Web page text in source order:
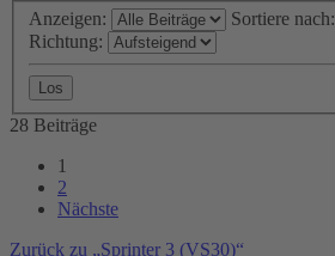
Anzeigen:
Sortiere nach:
Richtung:
28 Beiträge
1
2
Nächste
Zurück zu „Sprinter 3 (VS30)“